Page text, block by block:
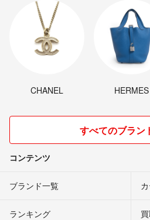
CHANEL HERMES
すべてのブラン
コンテンツ
ブランド一覧
ランキング